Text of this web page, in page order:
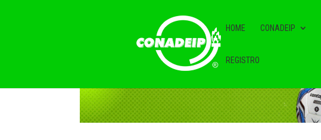
HOME CONADEIP
REGISTRO